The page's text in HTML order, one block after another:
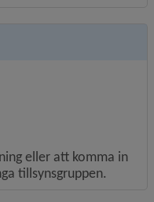
eller att komma in
tillsynsgruppen.